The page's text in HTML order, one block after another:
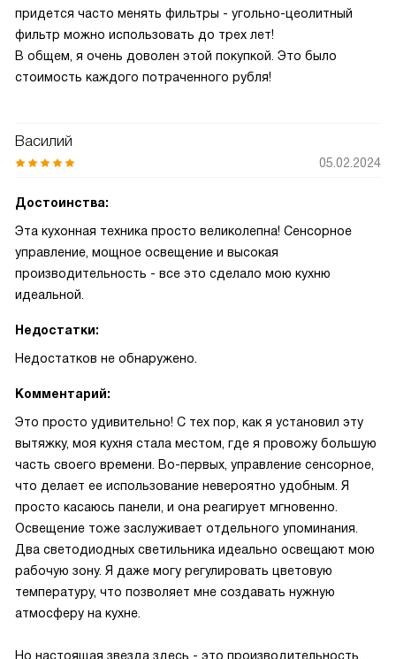
придется часто менять фильтры - угольно-цеолитный
фильтр можно использовать до трех лет!
В общем, я очень доволен этой покупкой. Это было
стоимость каждого потраченного рубля!
Василий
05.02.2024
Достоинства:
Эта кухонная техника просто великолепна! Сенсорное
управление, мощное освещение и высокая
производительность - все это сделало мою кухню
идеальной.
Недостатки:
Недостатков не обнаружено.
Комментарий:
Это просто удивительно! С тех пор, как я установил эту
вытяжку, моя кухня стала местом, где я провожу большую
часть своего времени. Во-первых, управление сенсорное,
что делает ее использование невероятно удобным. Я
просто касаюсь панели, и она реагирует мгновенно.
Освещение тоже заслуживает отдельного упоминания.
Два светодиодных светильника идеально освещают мою
рабочую зону. Я даже могу регулировать цветовую
температуру, что позволяет мне создавать нужную
атмосферу на кухне.
Но настоящая звезда здесь - это производительность.